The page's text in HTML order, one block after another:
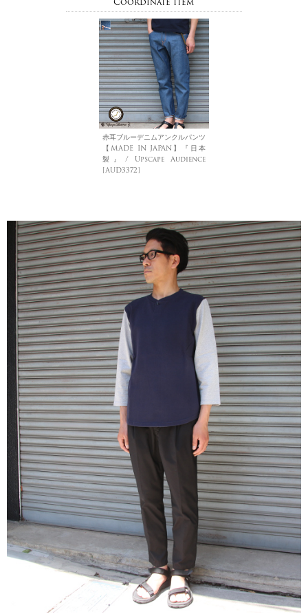
赤耳ブルーデニムアンクルパンツ
【MADE IN JAPAN】『日本
製』/ Upscape Audience
[AUD3372]